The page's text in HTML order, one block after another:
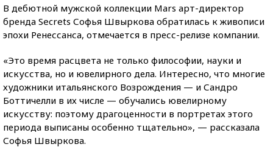
В дебютной мужской коллекции Mars арт-директор
бренда Secrets Софья Швыркова обратилась к живописи
эпохи Ренессанса, отмечается в пресс-релизе компании.
«Это время расцвета не только философии, науки и
искусства, но и ювелирного дела. Интересно, что многие
художники итальянского Возрождения — и Сандро
Боттичелли в их числе — обучались ювелирному
искусству: поэтому драгоценности в портретах этого
периода выписаны особенно тщательно», — рассказала
Софья Швыркова.